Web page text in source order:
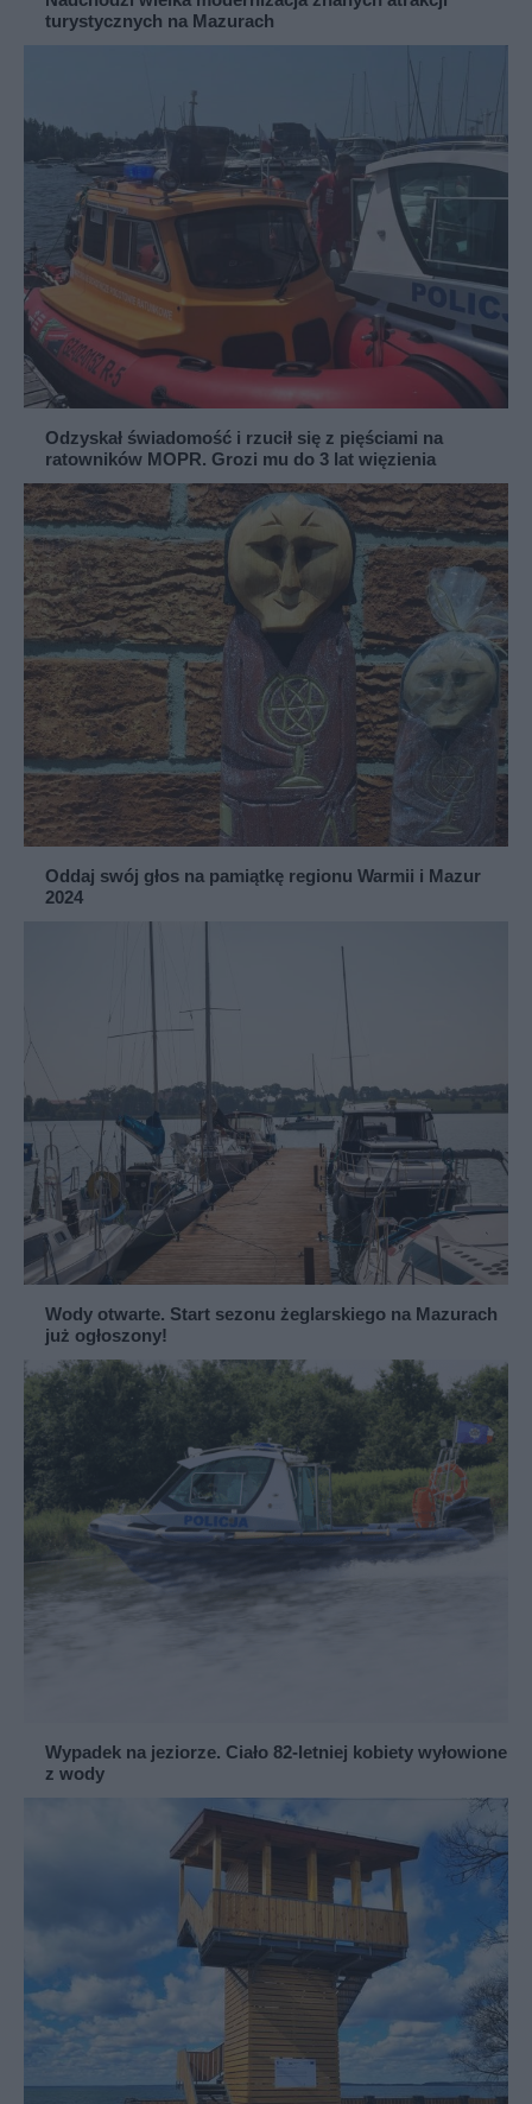
turystycznych na Mazurach
Odzyskał świadomość i rzucił się z pięściami na
ratowników MOPR. Grozi mu do 3 lat więzienia
Oddaj swój głos na pamiątkę regionu Warmii i Mazur
2024
Wody otwarte. Start sezonu żeglarskiego na Mazurach
już ogłoszony!
Wypadek na jeziorze. Ciało 82-letniej kobiety wyłowione
z wody